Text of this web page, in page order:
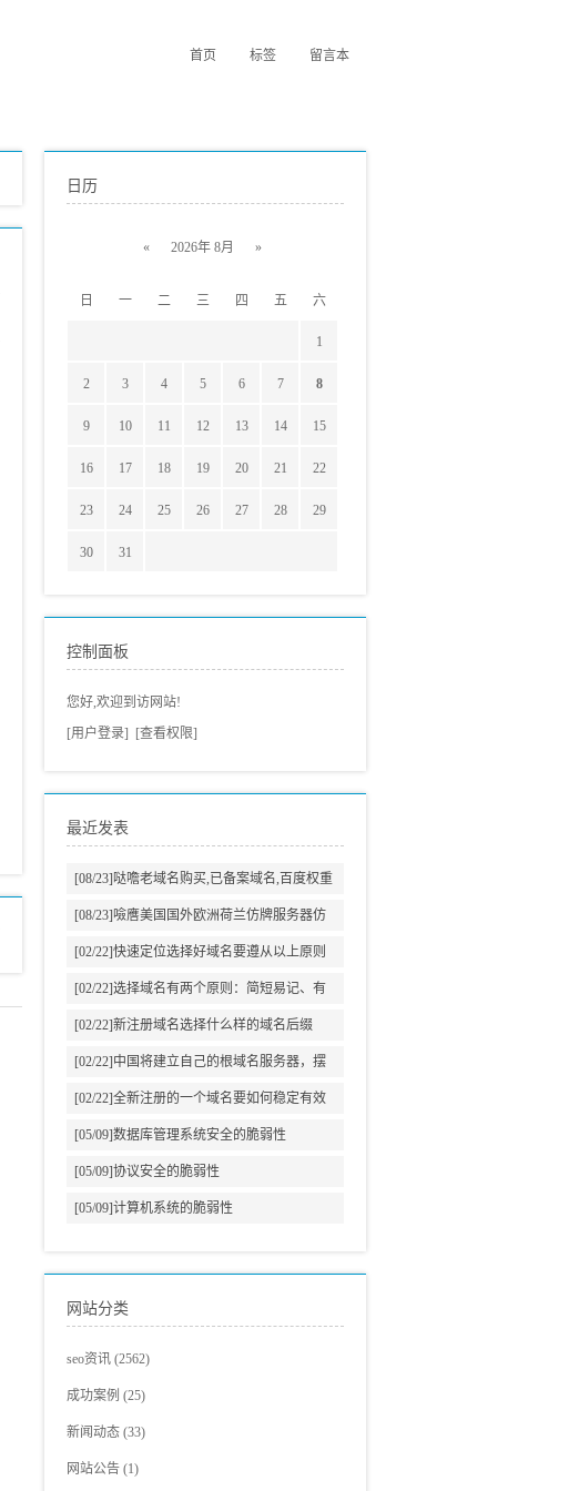
首页 标签 留言本
日历
« 2026年 8月 »
日 一 二 三 四 五 六
1
2 3 4 5 6 7 8
9 10 11 12 13 14 15
16 17 18 19 20 21 22
23 24 25 26 27 28 29
30 31
控制面板
您好,欢迎到访网站!
[用户登录]
[查看权限]
最近发表
[08/23] 哒噡老域名购买,已备案域名,百度权重
域名老域名交易老域名出售,高pr域名,百度搜
狗收录域名,外链反链域名
[08/23] 噞噟美国国外欧洲荷兰仿牌服务器仿
牌vps推荐仿牌空间主机,外贸抗投诉服务器,
免投诉vps,防投诉主机空间
[02/22]快速定位选择好域名要遵从以上原则
[02/22]选择域名有两个原则：简短易记、有
意义
[02/22]新注册域名选择什么样的域名后缀
[02/22] 中国将建立自己的根域名服务器，摆
脱美国牵制
[02/22]全新注册的一个域名要如何稳定有效
的增加网站权重?
[05/09]数据库管理系统安全的脆弱性
[05/09]协议安全的脆弱性
[05/09]计算机系统的脆弱性
网站分类
seo资讯 (2562)
seo教程(705)
蓝爵观点 (326)
seo新闻(293)
成功案例 (25)
网站建设案例
seo案例展示(2)
新闻动态 (33)
网站公告 (1)